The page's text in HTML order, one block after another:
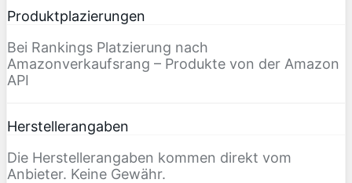
Produktplazierungen
Bei Rankings Platzierung nach
Amazonverkaufsrang – Produkte von der Amazon
API
Herstellerangaben
Die Herstellerangaben kommen direkt vom
Anbieter. Keine Gewähr.